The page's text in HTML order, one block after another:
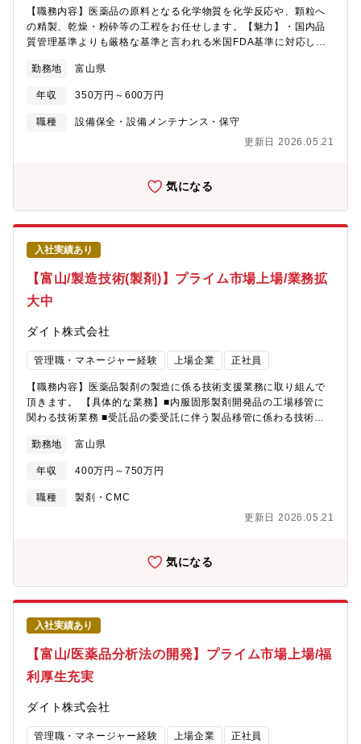
を展開し、国内外の人々の健康に貢献しています。1937年の「サ
ロンパス」の輸出開始以来、海外事業を積極的に拡大し、現在で
は50カ国以上で製品を展開。海外子会社による現地生産・供給体
ル展開を進めるなど、日本発の貼付剤技術を世界へ発信し続けて
【職務内容】医薬品の原料となる化学物質を化学反応や、顆粒へ
の精製、乾燥・粉砕等の工程をお任せします。【魅力】・国内品
質管理基準よりも厳格な基準と言われる米国FDA基準に対応し、
工程責任者や管理職への登用実績多数！キャリアアップの実現が
可能な環境です。※ご経験に応じて本社工場での勤務を打診させ
ていただく場合がございます。
勤務地 富山県
年収 350万円～600万円
職種
設備保全・設備メンテナンス・保守
更新日 2026.05.21
気になる
入社実績あり
【富山/製造技術(製剤)】プライム市場上場/業務拡
大中
ダイト株式会社
管理職・マネージャー経験 上場企業 正社員
【職務内容】医薬品製剤の製造に係る技術支援業務に取り組んで
頂きます。 【具体的な業務】■内服固形製剤開発品の工場移管に
関わる技術業務 ■受託品の委受託に伴う製品移管に係わる技術的
■製剤工場における品質維持向上と合理化を目的とした製剤技術業
務 ■工程改善業務 【魅力】・国内品質管理基準よりも厳格な基準
と言われる米国FDA基準に対応し、取引先からの信頼を獲得して
います。 ・製造ラインでの採用後、工程責任者や管理職への登用
勤務地 富山県
年収 400万円～750万円
職種
製剤・CMC
更新日 2026.05.21
気になる
入社実績あり
【富山/医薬品分析法の開発】プライム市場上場/福
利厚生充実
ダイト株式会社
管理職・マネージャー経験 上場企業 正社員